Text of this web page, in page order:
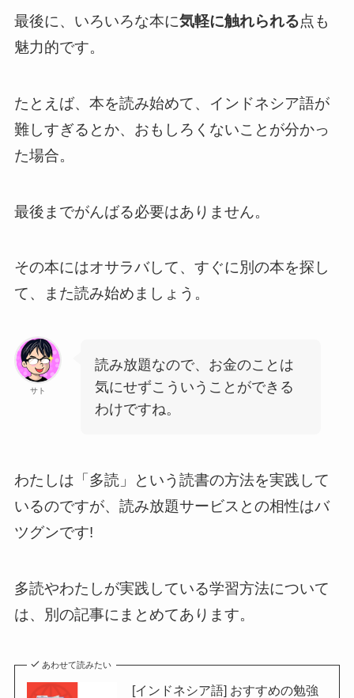
最後に、いろいろな本に気軽に触れられる点も
魅力的です。
たとえば、本を読み始めて、インドネシア語が
難しすぎるとか、おもしろくないことが分かっ
た場合。
最後までがんばる必要はありません。
その本にはオサラバして、すぐに別の本を探し
て、また読み始めましょう。
サト
読み放題なので、お金のことは
気にせずこういうことができる
わけですね。
わたしは「多読」という読書の方法を実践して
いるのですが、読み放題サービスとの相性はバ
ツグンです!
多読やわたしが実践している学習方法について
は、別の記事にまとめてあります。
あわせて読みたい
[インドネシア語] おすすめの勉強